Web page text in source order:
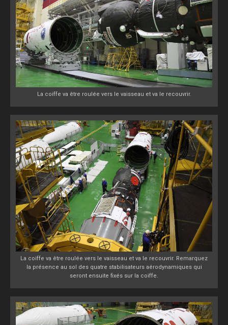
La coiffe va être roulée vers le vaisseau et va le recouvrir.
La coiffe va être roulée vers le vaisseau et va le recouvrir. Remarquez
la présence au sol des quatre stabilisateurs aérodynamiques qui
seront ensuite fixés sur la coiffe.